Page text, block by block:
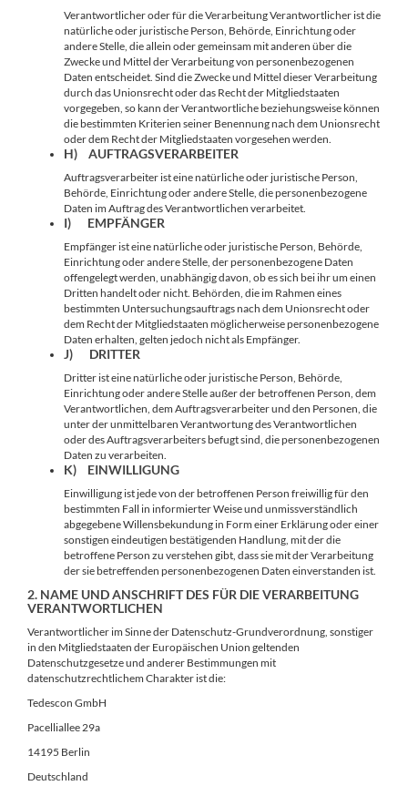
Verantwortlicher oder für die Verarbeitung Verantwortlicher ist die
natürliche oder juristische Person, Behörde, Einrichtung oder
andere Stelle, die allein oder gemeinsam mit anderen über die
Zwecke und Mittel der Verarbeitung von personenbezogenen
Daten entscheidet. Sind die Zwecke und Mittel dieser Verarbeitung
durch das Unionsrecht oder das Recht der Mitgliedstaaten
vorgegeben, so kann der Verantwortliche beziehungsweise können
die bestimmten Kriterien seiner Benennung nach dem Unionsrecht
oder dem Recht der Mitgliedstaaten vorgesehen werden.
H) AUFTRAGSVERARBEITER
Auftragsverarbeiter ist eine natürliche oder juristische Person,
Behörde, Einrichtung oder andere Stelle, die personenbezogene
Daten im Auftrag des Verantwortlichen verarbeitet.
I) EMPFÄNGER
Empfänger ist eine natürliche oder juristische Person, Behörde,
Einrichtung oder andere Stelle, der personenbezogene Daten
offengelegt werden, unabhängig davon, ob es sich bei ihr um einen
Dritten handelt oder nicht. Behörden, die im Rahmen eines
bestimmten Untersuchungsauftrags nach dem Unionsrecht oder
dem Recht der Mitgliedstaaten möglicherweise personenbezogene
Daten erhalten, gelten jedoch nicht als Empfänger.
J) DRITTER
Dritter ist eine natürliche oder juristische Person, Behörde,
Einrichtung oder andere Stelle außer der betroffenen Person, dem
Verantwortlichen, dem Auftragsverarbeiter und den Personen, die
unter der unmittelbaren Verantwortung des Verantwortlichen
oder des Auftragsverarbeiters befugt sind, die personenbezogenen
Daten zu verarbeiten.
K) EINWILLIGUNG
Einwilligung ist jede von der betroffenen Person freiwillig für den
bestimmten Fall in informierter Weise und unmissverständlich
abgegebene Willensbekundung in Form einer Erklärung oder einer
sonstigen eindeutigen bestätigenden Handlung, mit der die
betroffene Person zu verstehen gibt, dass sie mit der Verarbeitung
der sie betreffenden personenbezogenen Daten einverstanden ist.
2. NAME UND ANSCHRIFT DES FÜR DIE VERARBEITUNG
VERANTWORTLICHEN
Verantwortlicher im Sinne der Datenschutz-Grundverordnung, sonstiger
in den Mitgliedstaaten der Europäischen Union geltenden
Datenschutzgesetze und anderer Bestimmungen mit
datenschutzrechtlichem Charakter ist die:
Tedescon GmbH
Pacelliallee 29a
14195 Berlin
Deutschland